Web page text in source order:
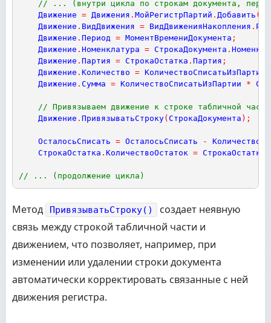
// ... (внутри цикла по строкам документа, перед
Движение = Движения . МойРегистрПартий . Добавить (
Движение . ВидДвижения = ВидДвиженияНакопления .
Движение . Период = МоментВремениДокумента ;
Движение . Номенклатура = СтрокаДокумента .
Движение . Партия = СтрокаОстатка . Партия ;
Движение . Количество = КоличествоСписатьИзПартии
Движение . Сумма = КоличествоСписатьИзПартии *
// Привязываем движение к строке табличной
Движение . ПривязыватьСтроку( СтрокаДокумента ) ;
ОсталосьСписать = ОсталосьСписать -
СтрокаОстатка . КоличествоОстаток = СтрокаОстатка
// ... (продолжение цикла)
Метод ПривязыватьСтроку()
создает неявную
связь между строкой табличной части и
движением, что позволяет, например, при
изменении или удалении строки документа
автоматически корректировать связанные с ней
движения регистра.